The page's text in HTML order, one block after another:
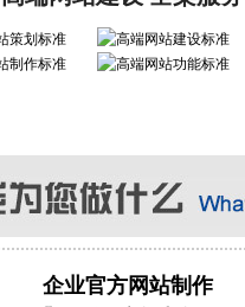
企业官方网站制作